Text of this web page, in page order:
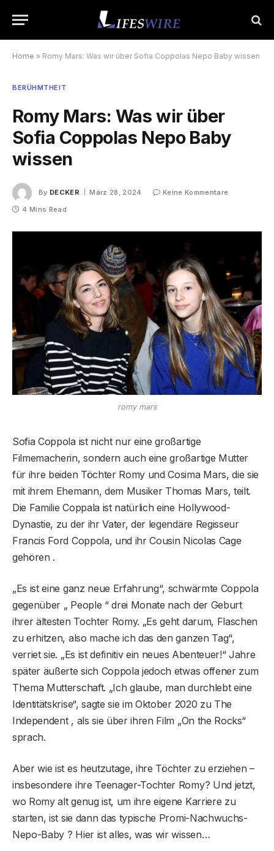
Home » Romy Mars: Was wir über Sofia Coppolas Nepo Baby wissen
BERÜHMTHEIT
Romy Mars: Was wir über
Sofia Coppolas Nepo Baby
wissen
By DECKER März 28, 2024
Keine Kommentare
4 Mins Read
romy mars
Sofia Coppola ist nicht nur eine großartige
Filmemacherin, sondern auch eine großartige Mutter
für ihre beiden Töchter Romy und Cosima Mars, die sie
mit ihrem Ehemann, dem Musiker Thomas Mars, teilt.
Die Familie Coppala ist natürlich eine Hollywood-
Dynastie, zu der ihr Vater, der legendäre Regisseur
Francis Ford Coppola, und ihr Cousin Nicolas Cage
gehören .
„Es ist eine ganz neue Erfahrung“, schwärmte Coppola
gegenüber „ People “ drei Monate nach der Geburt
ihrer ältesten Tochter Romy. „Es geht darum, Flaschen
zu erhitzen, also mache ich das den ganzen Tag“,
verriet sie. „Es ist definitiv ein neues Abenteuer!“ Jahre
später äußerte sich Coppola jedoch etwas offener zum
Thema Mutterschaft. „Ich glaube, man durchlebt eine
Identitätskrise“, sagte sie im Oktober 2020 zu The
Independent , als sie über ihren Film „On the Rocks“
sprach.
Aber wie ist es heutzutage, ihre Töchter zu erziehen –
insbesondere ihre Teenager-Tochter Romy? Und jetzt,
wo Romy alt genug ist, um ihre eigene Karriere zu
starten, ist sie dann das typische Promi-Nachwuchs-
Nepo-Baby ? Hier ist alles, was wir wissen…